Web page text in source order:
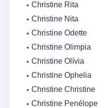
Christine Rita
Christine Nita
Christine Odette
Christine Olimpia
Christine Olívia
Christine Ophelia
Christine Christine
Christine Penélope